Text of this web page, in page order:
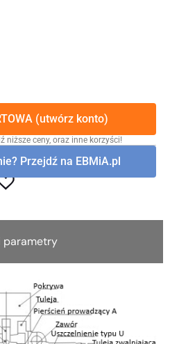
(utwórz konto)
niższe ceny, oraz inne korzyści!
Przejdź na EBMiA.pl
parametry